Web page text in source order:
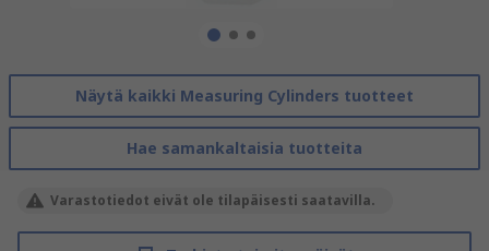
Näytä kaikki Measuring Cylinders tuotteet
Hae samankaltaisia tuotteita
Varastotiedot eivät ole tilapäisesti saatavilla.